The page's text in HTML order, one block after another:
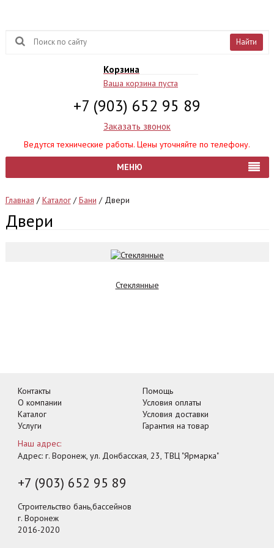
Найти
Корзина
Ваша корзина пуста
+7 (903) 652 95 89
Заказать звонок
Ведутся технические работы. Цены уточняйте по телефону.
МЕНЮ
Главная /Каталог/Бани / Двери
Двери
Стеклянные
Контакты
О компании
Каталог
Услуги
Помощь
Условия оплаты
Условия доставки
Гарантия на товар
Наш адрес:
Адрес: г. Воронеж, ул. Донбасская, 23, ТВЦ "Ярмарка"
+7 (903) 652 95 89
Строительство бань,бассейнов
г. Воронеж
2016-2020